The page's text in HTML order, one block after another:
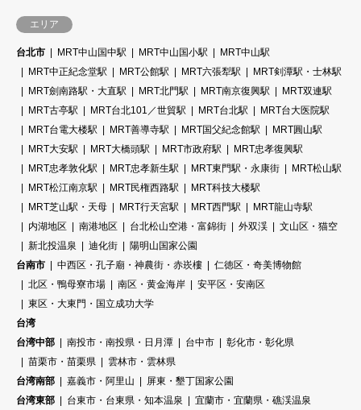
エリア
台北市 MRT中山国中駅 MRT中山国小駅
MRT中山駅
MRT中正紀念堂駅
MRT公館駅 MRT六張犁駅
MRT剣潭駅・士林駅
MRT劍南路駅・大直駅
MRT北門駅 MRT南京復興駅
MRT双連駅
MRT古亭駅
MRT台北101／世貿駅 MRT台北駅
MRT台大医院駅
MRT台電大楼駅
MRT善導寺駅 MRT国父紀念館駅
MRT圓山駅
MRT大安駅
MRT大橋頭駅 MRT市政府駅
MRT忠孝復興駅
MRT忠孝敦化駅
MRT忠孝新生駅 MRT東門駅・永康街
MRT松山駅
MRT松江南京駅
MRT民権西路駅
MRT科技大楼駅
MRT芝山駅・天母
MRT行天宮駅 MRT西門駅
MRT龍山寺駅
内湖地区
南港地区 台北松山空港・富錦街 外双渓
文山区・猫空
新北投温泉
迪化街
陽明山国家公園
台南市
中西区・孔子廟・神農街・赤崁樓
仁徳区・奇美博物館
北区・鴨母寮市場
南区・黄金海岸
安平区・安南区
東区・大東門・国立成功大学
台湾
台湾中部
南投市・南投県・日月潭 台中市
彰化市・彰化県
苗栗市・苗栗県
雲林市・雲林県
台湾南部
嘉義市・阿里山
屏東・墾丁国家公園
台湾東部
台東市・台東県・知本温泉
宜蘭市・宜蘭県・礁渓温泉